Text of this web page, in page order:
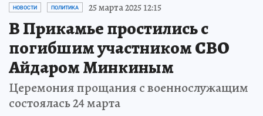
НОВОСТИ ПОЛИТИКА 25 марта 2025 12:15
В Прикамье простились с
погибшим участником СВО
Айдаром Минкиным
Церемония прощания с военнослужащим
состоялась 24 марта